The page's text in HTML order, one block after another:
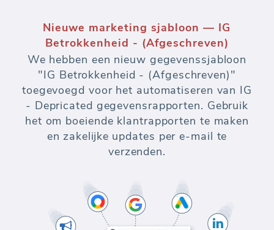
Nieuwe marketing sjabloon — IG
Betrokkenheid - (Afgeschreven)
We hebben een nieuw gegevenssjabloon
"IG Betrokkenheid - (Afgeschreven)"
toegevoegd voor het automatiseren van IG
- Depricated gegevensrapporten. Gebruik
het om boeiende klantrapporten te maken
en zakelijke updates per e-mail te
verzenden.